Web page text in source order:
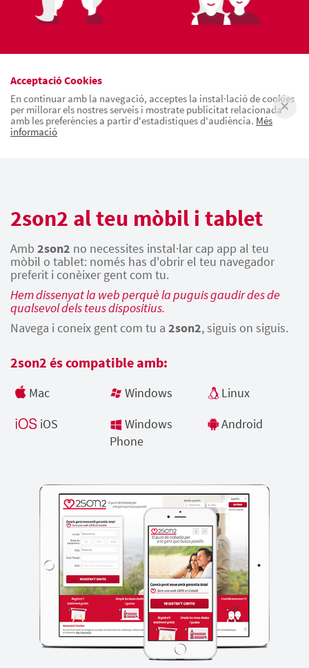
Acceptació Cookies
En continuar amb la navegació, acceptes la instal·lació de cookies
per millorar els nostres serveis i mostrate publicitat relacionada
amb les preferències a partir d'estadístiques d'audiència. Més
informació
2son2 al teu mòbil i tablet
Amb 2son2 no necessites instal·lar cap app al teu
mòbil o tablet: només has d'obrir el teu navegador
preferit i conèixer gent com tu.
Hem dissenyat la web perquè la puguis gaudir des de
qualsevol dels teus dispositius.
Navega i coneix gent com tu a 2son2, siguis on siguis.
2son2 és compatible amb:
Mac Windows
Linux
iOS
Windows
Phone
Android